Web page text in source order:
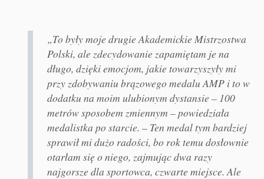
„To były moje drugie Akademickie Mistrzostwa
Polski, ale zdecydowanie zapamiętam je na
długo, dzięki emocjom, jakie towarzyszyły mi
przy zdobywaniu brązowego medalu AMP i to w
dodatku na moim ulubionym dystansie – 100
metrów sposobem zmiennym – powiedziała
medalistka po starcie. – Ten medal tym bardziej
sprawił mi dużo radości, bo rok temu dosłownie
otarłam się o niego, zajmując dwa razy
najgorsze dla sportowca, czwarte miejsce. Ale